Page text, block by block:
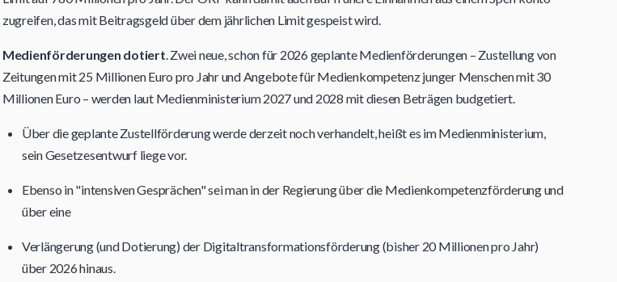
zugreifen, das mit Beitragsgeld über dem jährlichen Limit gespeist wird.
Medienförderungen dotiert. Zwei neue, schon für 2026 geplante Medienförderungen – Zustellung von
Zeitungen mit 25 Millionen Euro pro Jahr und Angebote für Medienkompetenz junger Menschen mit 30
Millionen Euro – werden laut Medienministerium 2027 und 2028 mit diesen Beträgen budgetiert.
Über die geplante Zustellförderung werde derzeit noch verhandelt, heißt es im Medienministerium,
sein Gesetzesentwurf liege vor.
Ebenso in "intensiven Gesprächen" sei man in der Regierung über die Medienkompetenzförderung und
über eine
Verlängerung (und Dotierung) der Digitaltransformationsförderung (bisher 20 Millionen pro Jahr)
über 2026 hinaus.